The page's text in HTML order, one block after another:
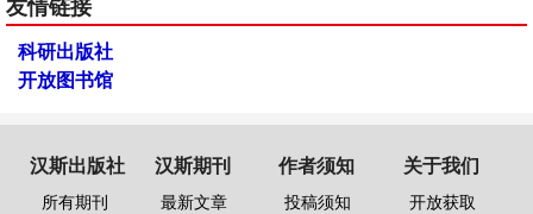
友情链接
科研出版社
开放图书馆
汉斯出版社
所有期刊
汉斯期刊
最新文章
作者须知
投稿须知
关于我们
开放获取